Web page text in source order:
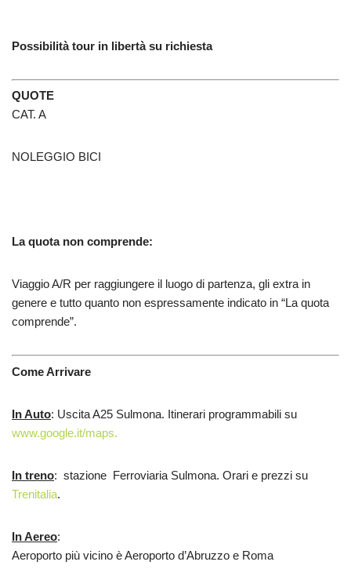
Possibilità tour in libertà su richiesta
QUOTE
CAT. A
NOLEGGIO BICI
La quota non comprende:
Viaggio A/R per raggiungere il luogo di partenza, gli extra in
genere e tutto quanto non espressamente indicato in “La quota
comprende”.
Come Arrivare
In Auto: Uscita A25 Sulmona. Itinerari programmabili su
www.google.it/maps.
In treno: stazione Ferroviaria Sulmona. Orari e prezzi su
Trenitalia.
In Aereo:
Aeroporto più vicino è Aeroporto d’Abruzzo e Roma